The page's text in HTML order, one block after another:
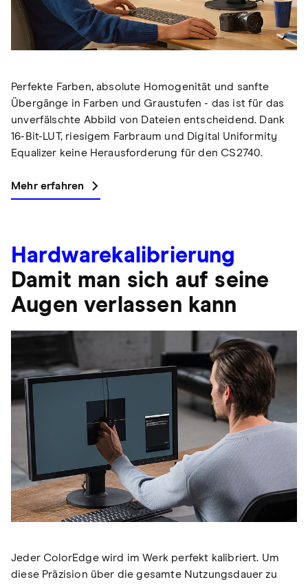
Perfekte Farben, absolute Homogenität und sanfte
Übergänge in Farben und Graustufen - das ist für das
unverfälschte Abbild von Dateien entscheidend. Dank
16-Bit-LUT, riesigem Farbraum und Digital Uniformity
Equalizer keine Herausforderung für den CS2740.
Mehr erfahren
Hardwarekalibrierung
Damit man sich auf seine
Augen verlassen kann
Jeder ColorEdge wird im Werk perfekt kalibriert. Um
diese Präzision über die gesamte Nutzungsdauer zu